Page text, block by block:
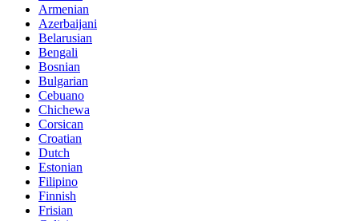
Armenian
Azerbaijani
Belarusian
Bengali
Bosnian
Bulgarian
Cebuano
Chichewa
Corsican
Croatian
Dutch
Estonian
Filipino
Finnish
Frisian